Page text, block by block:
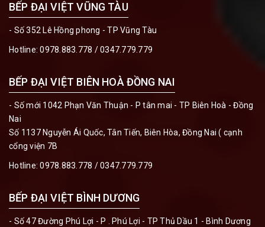
BẾP ĐẠI VIỆT VŨNG TÀU
- Số 352 Lê Hồng phong - TP Vũng Tàu
Hotline:0978.883.778 / 0347.779.779
BẾP ĐẠI VIỆT BIÊN HOÀ ĐỒNG NAI
- Số mới 1042 Phạn Văn Thuận - P tân mai - TP Biên Hoà - Đồng
Nai
Số 1137 Nguyễn Ái Quốc, Tân Tiến, Biên Hòa, Đồng Nai ( cạnh
cổng viện 7B
Hotline:0978.883.778 / 0347.779.779
BẾP ĐẠI VIỆT BÌNH DƯƠNG
- Số 47 Đường Phú Lợi - P . Phú Lợi - TP Thủ Dầu 1 - Bình Dương